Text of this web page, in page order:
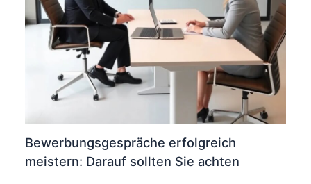
Bewerbungsgespräche erfolgreich
meistern: Darauf sollten Sie achten